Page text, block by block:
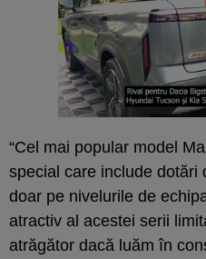
“Cel mai popular model
special care include dotări
doar pe nivelurile de
atractiv al acestei serii
atrăgător dacă luăm în